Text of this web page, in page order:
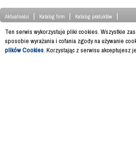
Aktualności | Katalog firm | Katalog produktów
|
Ten serwis wykorzystuje pliki cookies. Wszystkie
sposobie wyrażania i cofania zgody na używanie
plików Cookies. Korzystając z serwisu akceptujesz